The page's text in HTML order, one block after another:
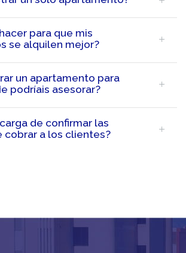
para que mis
se alquilen mejor?
un apartamento para
podríais asesorar?
de confirmar las
cobrar a los clientes?